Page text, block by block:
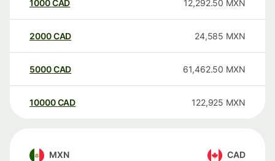
1000CAD 12,292.50 MXN
2000CAD 24,585 MXN
5000CAD 61,462.50 MXN
10000 CAD 122,925 MXN
MXN CAD